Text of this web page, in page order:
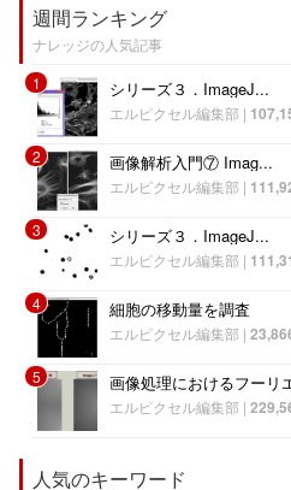
週間ランキング
ナレッジの人気記事
1
シリーズ３．ImageJ...
エルピクセル編集部 |
2 画像解析入門⑦ Imag...
エルピクセル編集部 |
3 シリーズ３．ImageJ...
エルピクセル編集部 |
4 細胞の移動量を調査
エルピクセル編集部 |
5 画像処理におけるフーリ
エルピクセル編集部 |
人気のキーワード